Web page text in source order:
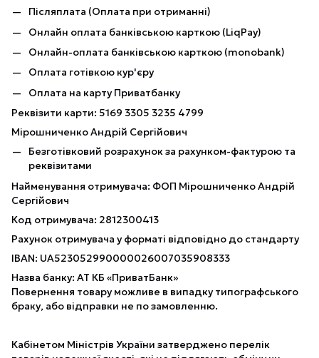
Післяплата (Оплата при отриманні)
Онлайн оплата банківською карткою (LiqPay)
Онлайн-оплата банківською карткою (monobank)
Оплата готівкою кур'єру
Оплата на карту Приватбанку
Реквізити карти: 5169 3305 3235 4799
Мірошниченко Андрій Сергійович
Безготівковий розрахунок за рахунком-фактурою та
реквізитами
Найменування отримувача: ФОП Мірошниченко Андрій
Сергійович
Код отримувача: 2812300413
Рахунок отримувача у форматі відповідно до стандарту
IBAN: UA523052990000026007035908333
Назва банку: АТ КБ «ПриватБанк»
Повернення товару можливе в випадку типографського
браку, або відправки не по замовленню.
Кабінетом Міністрів України затверджено перелік